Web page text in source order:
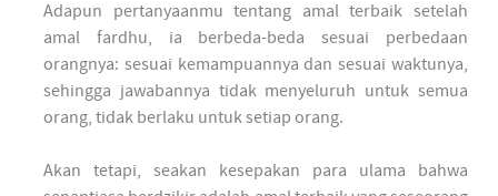
Adapun pertanyaanmu tentang amal terbaik setelah
amal fardhu, ia berbeda-beda sesuai perbedaan
orangnya: sesuai kemampuannya dan sesuai waktunya,
sehingga jawabannya tidak menyeluruh untuk semua
orang, tidak berlaku untuk setiap orang.
Akan tetapi, seakan kesepakan para ulama bahwa